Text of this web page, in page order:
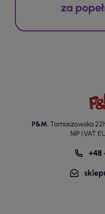
za
P&M, Tomaszowska
NIP (VAT
+48